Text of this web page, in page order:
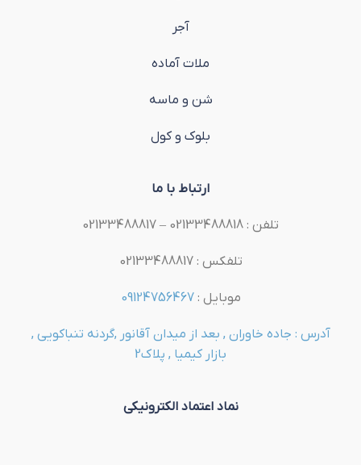
آجر
ملات آماده
شن و ماسه
بلوک و کول
ارتباط با ما
تلفن : 02133488818 – 02133488817
تلفکس : 02133488817
موبایل :09124756467
آدرس : جاده خاوران , بعد از میدان آقانور ,گردنه تنباکویی ,
بازار کیمیا , پلاک2
نماد اعتماد الکترونیکی